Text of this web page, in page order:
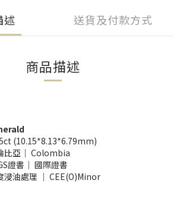
述 送貨及付款方式
商品描述
(10.15*8.13*6.79mm)​
比亞｜ Colombia
證書｜ 國際證書
浸油處理 ｜ CEE(O)Minor​